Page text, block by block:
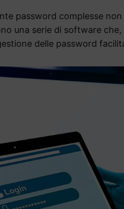
password complesse
una serie di software
delle password